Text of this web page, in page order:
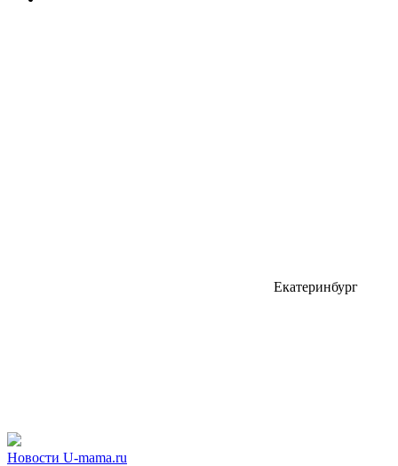
Екатеринбург
Новости U-mama.ru